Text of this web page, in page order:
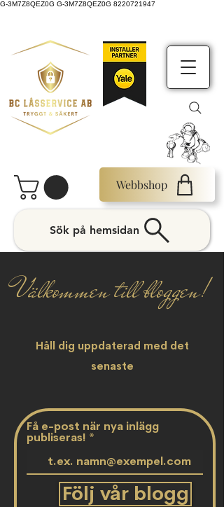
G-3M7Z8QEZ0G G-3M7Z8QEZ0G 8220721947
Webbshop
Sök på hemsidan
Välkommen till bloggen!
Håll dig uppdaterad med det
senaste
Få e-post när nya inlägg
publiseras!
Följ vår blogg